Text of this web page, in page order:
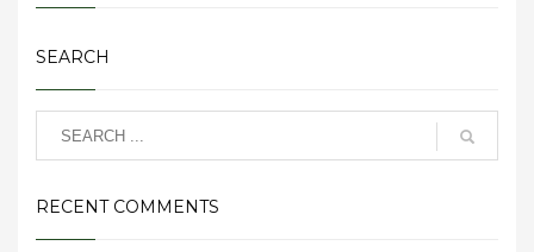
SEARCH
RECENT COMMENTS